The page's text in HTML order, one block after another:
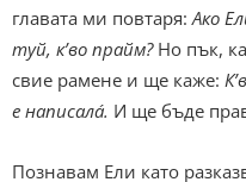
главата ми повтаря: Ако
туй, к’во прайм?Но пък,
свие рамене и ще каже:
е написала́. И ще бъде
Познавам Ели като